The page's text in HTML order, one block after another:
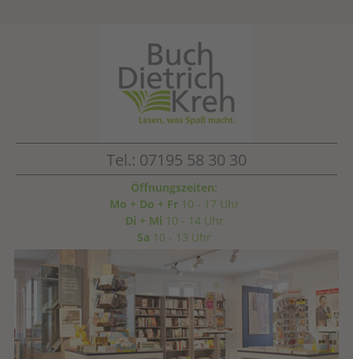
Tel.: 07195 58 30 30
Öffnungszeiten:
Mo + Do + Fr10 - 17 Uhr
Di + Mi 10 - 14 Uhr
Sa 10 - 13 Uhr